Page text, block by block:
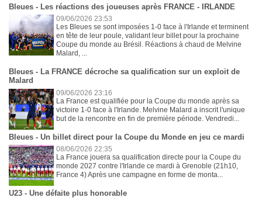
Bleues - Les réactions des joueuses après FRANCE - IRLANDE
09/06/2026 23:53
Les Bleues se sont imposées 1-0 face à l'Irlande et terminent
en tête de leur poule, validant leur billet pour la prochaine
Coupe du monde au Brésil. Réactions à chaud de Melvine
Malard, ...
Bleues - La FRANCE décroche sa qualification sur un exploit de
Malard
09/06/2026 23:16
La France est qualifiée pour la Coupe du monde après sa
victoire 1-0 face à l'Irlande. Melvine Malard a inscrit l'unique
but de la rencontre en fin de première période. Vendredi...
Bleues - Un billet direct pour la Coupe du Monde en jeu ce mardi
08/06/2026 22:35
La France jouera sa qualification directe pour la Coupe du
monde 2027 contre l'Irlande ce mardi à Grenoble (21h10,
France 4) Après une campagne en forme de monta...
U23 - Une défaite plus honorable